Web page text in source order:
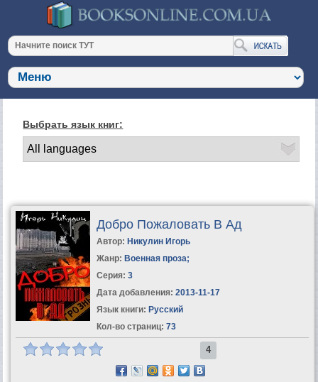
Выбрать язык книг:
Добро Пожаловать В Ад
Автор: Никулин Игорь
Жанр: Военная проза;
Серия: 3
Дата добавления: 2013-11-17
Язык книги: Русский
Кол-во страниц: 73
4